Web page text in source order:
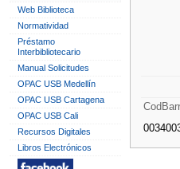
Web Biblioteca
Normatividad
Préstamo
Interbibliotecario
Manual Solicitudes
OPAC USB Medellín
OPAC USB Cartagena
OPAC USB Cali
Recursos Digitales
Libros Electrónicos